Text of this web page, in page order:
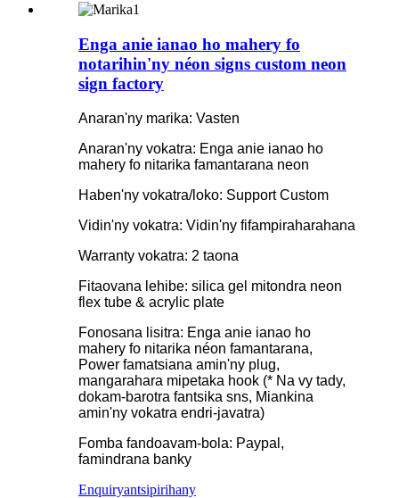
Enga anie ianao ho mahery fo
notarihin'ny néon signs custom neon
sign factory
Anaran'ny marika: Vasten
Anaran'ny vokatra: Enga anie ianao ho
mahery fo nitarika famantarana neon
Haben'ny vokatra/loko: Support Custom
Vidin'ny vokatra: Vidin'ny fifampiraharahana
Warranty vokatra: 2 taona
Fitaovana lehibe: silica gel mitondra neon
flex tube & acrylic plate
Fonosana lisitra: Enga anie ianao ho
mahery fo nitarika néon famantarana,
Power famatsiana amin'ny plug,
mangarahara mipetaka hook (* Na vy tady,
dokam-barotra fantsika sns, Miankina
amin'ny vokatra endri-javatra)
Fomba fandoavam-bola: Paypal,
famindrana banky
Enquiryantsipirihany